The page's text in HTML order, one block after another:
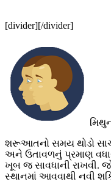
[divider][/divider]
શરૂઆતનો સમય થોડો
અને ઉતાવળનું પ્રમાણ
ખૂબ જ સાવધાની રાખવી.
સ્થાનમાં આવવાથી નવી